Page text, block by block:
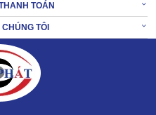
khỏe, ít biến cố. Các chi tiết
guồng và phối hợp nhịp nhàng
TOÁN
TÔI